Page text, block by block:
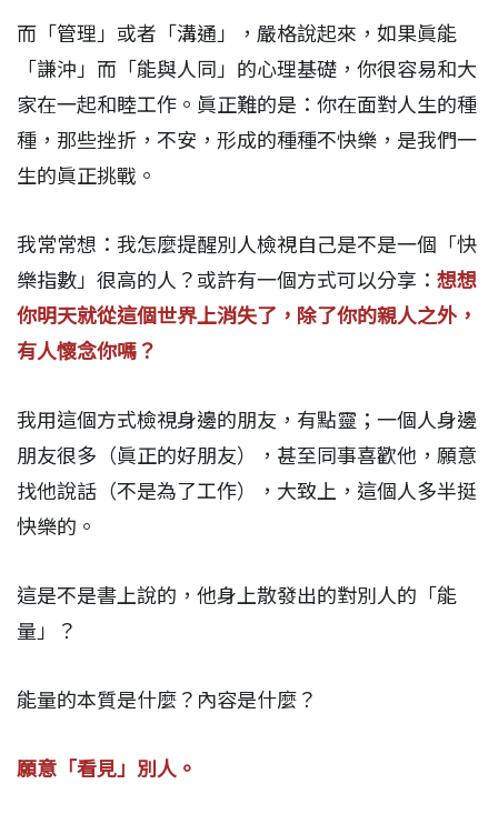
而「管理」或者「溝通」，嚴格說起來，如果眞能
「謙沖」而「能與人同」的心理基礎，你很容易和大
家在一起和睦工作。眞正難的是：你在面對人生的種
種，那些挫折，不安，形成的種種不快樂，是我們一
生的眞正挑戰。
我常常想：我怎麼提醒別人檢視自己是不是一個「快
樂指數」很高的人？或許有一個方式可以分享： 想想
你明天就從這個世界上消失了，除了你的親人之外，
有人懷念你嗎？
我用這個方式檢視身邊的朋友，有點靈；一個人身邊
朋友很多（眞正的好朋友），甚至同事喜歡他，願意
找他說話（不是為了工作），大致上，這個人多半挺
快樂的。
這是不是書上說的，他身上散發出的對別人的「能
量」？
能量的本質是什麼？內容是什麼？
願意「看見」別人。